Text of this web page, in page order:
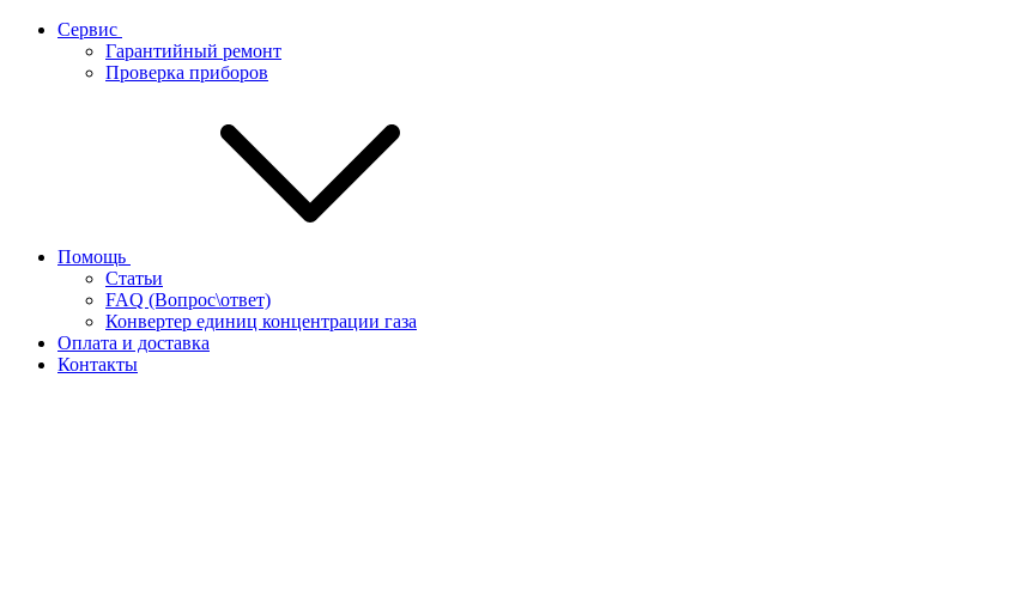
Сервис
Гарантийный ремонт
Проверка приборов
Помощь
Статьи
FAQ (Вопрос\ответ)
Конвертер единиц концентрации газа
Оплата и доставка
Контакты